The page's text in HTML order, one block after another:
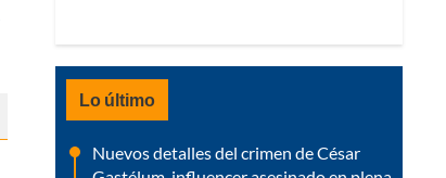
Lo último
Nuevos detalles del crimen de César